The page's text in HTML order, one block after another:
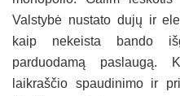
Valstybė nustato dujų ir
kaip nekeista bando
parduodamą paslaugą.
laikraščio spaudinimo ir